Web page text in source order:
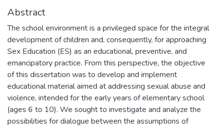
Abstract
The school environment is a privileged space for the integral
development of children and, consequently, for approaching
Sex Education (ES) as an educational, preventive, and
emancipatory practice. From this perspective, the objective
of this dissertation was to develop and implement
educational material aimed at addressing sexual abuse and
violence, intended for the early years of elementary school
(ages 6 to 10). We sought to investigate and analyze the
possibilities for dialogue between the assumptions of